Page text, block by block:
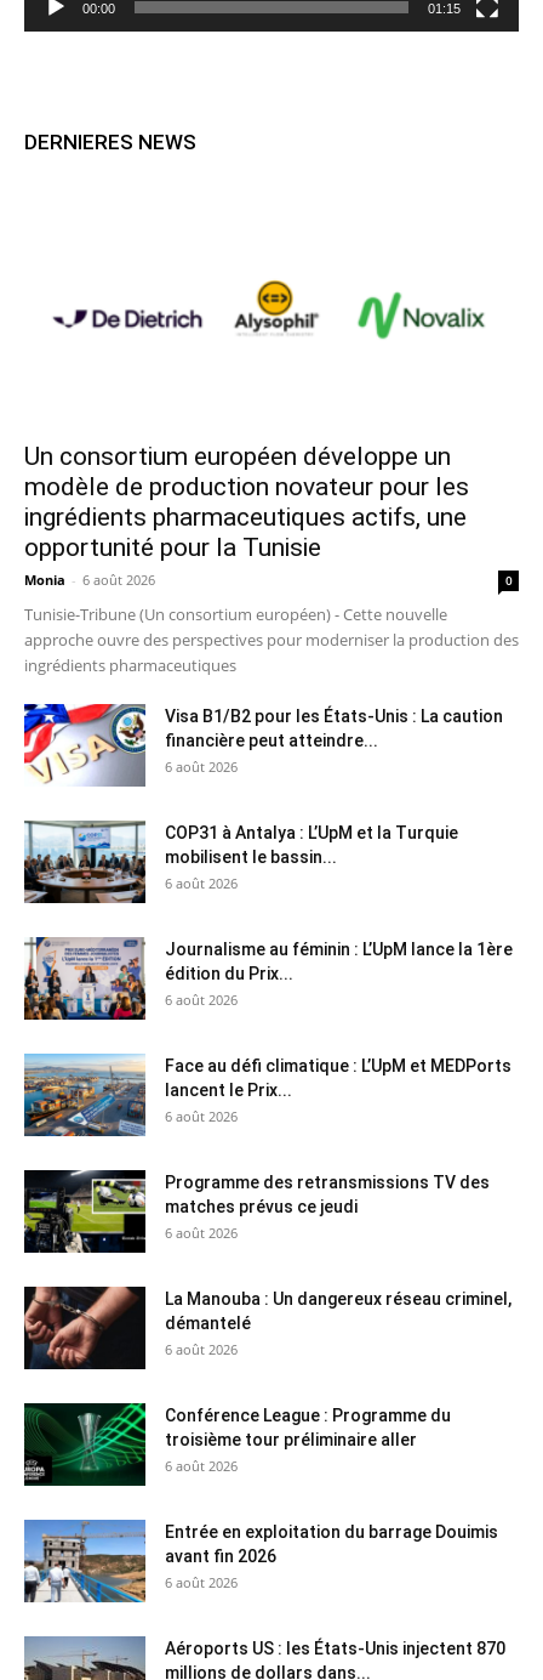
00:00 01:15
DERNIERES NEWS
Un consortium européen développe un
modèle de production novateur pour les
ingrédients pharmaceutiques actifs, une
opportunité pour la Tunisie
Monia - 6 août 2026 0
Tunisie-Tribune (Un consortium européen) - Cette nouvelle
approche ouvre des perspectives pour moderniser la production des
ingrédients pharmaceutiques
Visa B1/B2 pour les États-Unis : La caution
financière peut atteindre...
6 août 2026
COP31 à Antalya : L’UpM et la Turquie
mobilisent le bassin...
6 août 2026
Journalisme au féminin : L’UpM lance la 1ère
édition du Prix...
6 août 2026
Face au défi climatique : L’UpM et MEDPorts
lancent le Prix...
6 août 2026
Programme des retransmissions TV des
matches prévus ce jeudi
6 août 2026
La Manouba : Un dangereux réseau criminel,
démantelé
6 août 2026
Conférence League : Programme du
troisième tour préliminaire aller
6 août 2026
Entrée en exploitation du barrage Douimis
avant fin 2026
6 août 2026
Aéroports US : les États-Unis injectent 870
millions de dollars dans...